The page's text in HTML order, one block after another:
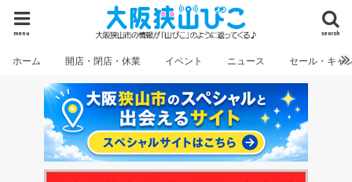
search
menu
ホーム 開店・閉店・休業 イベント ニュース セール・キャ